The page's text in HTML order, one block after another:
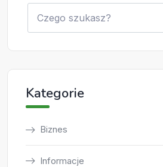
Kategorie
Biznes
Informacje